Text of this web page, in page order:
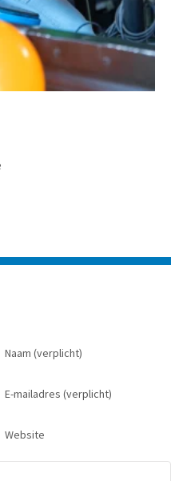
Naam (verplicht)
E-mailadres (verplicht)
Website